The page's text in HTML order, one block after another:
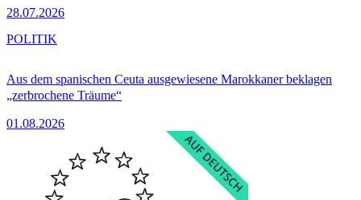
28.07.2026
Aus dem spanischen Ceuta ausgewiesene Marokkaner beklagen
„zerbrochene Träume“
01.08.2026
POLITIK